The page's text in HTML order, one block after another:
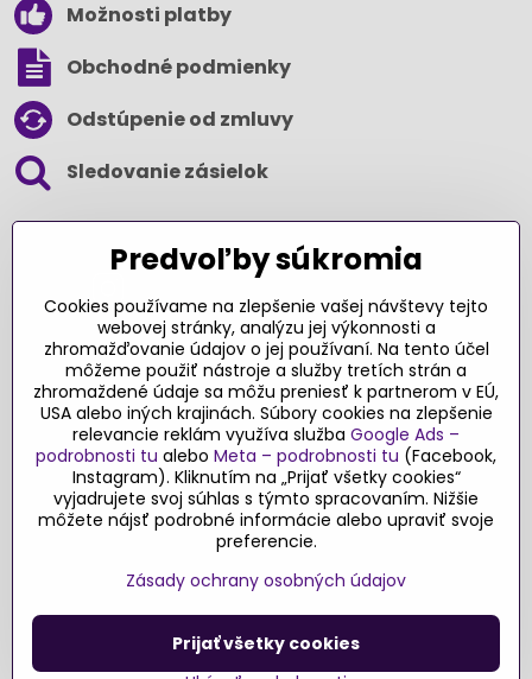
Možnosti platby
Obchodné podmienky
Odstúpenie od zmluvy
Sledovanie zásielok
Ďakujeme za podporu
Sme slovenský e-shop​. Fungujeme len
vďaka vám – rodičom a všetkým, ktorí veria
v poctivý výber kvalitných hračiek s
pridanou hodnotou​. Každý nákup na
Originalnehracky​.sk je pre nás podporou a
motiváciou prinášať hračky a produkty,
ktoré majú zmysel​.
©2026Copyright
Predvoľby súkromiaZásady ochrany osobných údajov
Podmienky používania
Predvoľby súkromia
Cookies používame na zlepšenie vašej návštevy tejto
webovej stránky, analýzu jej výkonnosti a
zhromažďovanie údajov o jej používaní. Na tento účel
môžeme použiť nástroje a služby tretích strán a
zhromaždené údaje sa môžu preniesť k partnerom v EÚ,
USA alebo iných krajinách. Súbory cookies na zlepšenie
relevancie reklám využíva služba Google Ads –
podrobnosti tu alebo Meta – podrobnosti tu (Facebook,
Instagram). Kliknutím na „Prijať všetky cookies“
vyjadrujete svoj súhlas s týmto spracovaním. Nižšie
môžete nájsť podrobné informácie alebo upraviť svoje
preferencie.
Zásady ochrany osobných údajov
Prijať všetky cookies